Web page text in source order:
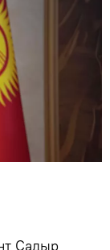
Садыр